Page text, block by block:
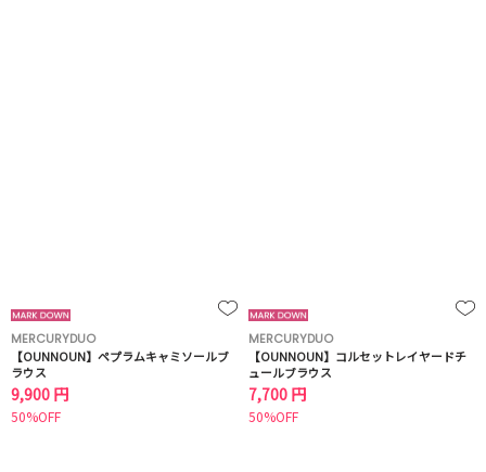
MERCURYDUO
【OUNNOUN】ペプラムキャミソールブ
ラウス
9,900 円
50%OFF
MERCURYDUO
【OUNNOUN】コルセットレイヤードチ
ュールブラウス
7,700 円
50%OFF